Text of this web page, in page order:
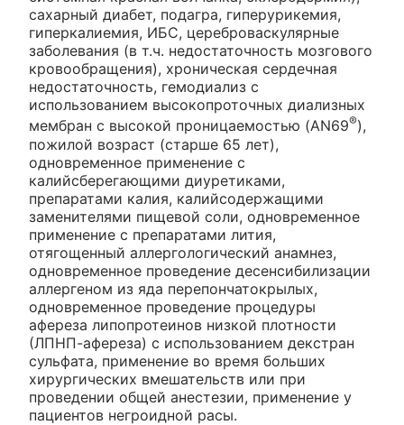
сахарный диабет, подагра, гиперурикемия,
гиперкалиемия, ИБС, цереброваскулярные
заболевания (в т.ч. недостаточность мозгового
кровообращения), хроническая сердечная
недостаточность, гемодиализ с
использованием высокопроточных диализных
мембран с высокой проницаемостью (AN69®),
пожилой возраст (старше 65 лет),
одновременное применение с
калийсберегающими диуретиками,
препаратами калия, калийсодержащими
заменителями пищевой соли, одновременное
применение с препаратами лития,
отягощенный аллергологический анамнез,
одновременное проведение десенсибилизации
аллергеном из яда перепончатокрылых,
одновременное проведение процедуры
афереза липопротеинов низкой плотности
(ЛПНП-афереза) с использованием декстран
сульфата, применение во время больших
хирургических вмешательств или при
проведении общей анестезии, применение у
пациентов негроидной расы.